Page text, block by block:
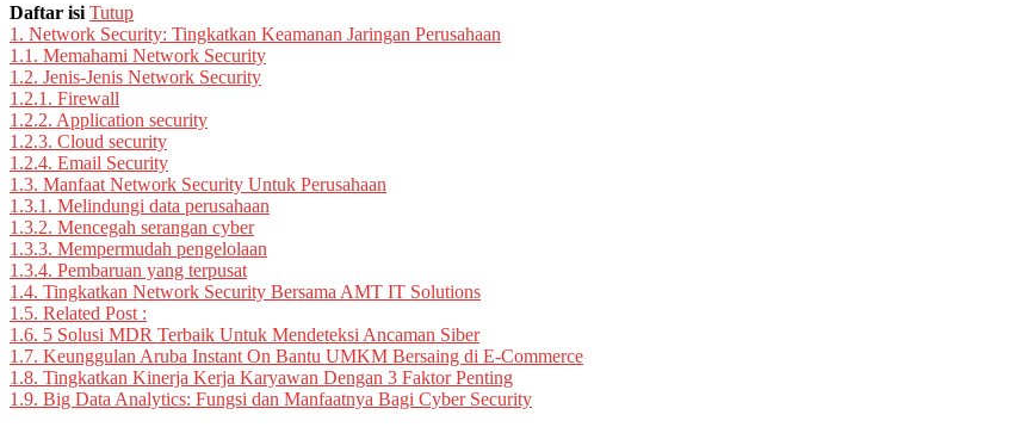
Daftar isi Tutup
1. Network Security: Tingkatkan Keamanan Jaringan Perusahaan
1.1. Memahami Network Security
1.2. Jenis-Jenis Network Security
1.2.1. Firewall
1.2.2. Application security
1.2.3. Cloud security
1.2.4. Email Security
1.3. Manfaat Network Security Untuk Perusahaan
1.3.1. Melindungi data perusahaan
1.3.2. Mencegah serangan cyber
1.3.3. Mempermudah pengelolaan
1.3.4. Pembaruan yang terpusat
1.4. Tingkatkan Network Security Bersama AMT IT Solutions
1.5. Related Post :
1.6. 5 Solusi MDR Terbaik Untuk Mendeteksi Ancaman Siber
1.7. Keunggulan Aruba Instant On Bantu UMKM Bersaing di E-Commerce
1.8. Tingkatkan Kinerja Kerja Karyawan Dengan 3 Faktor Penting
1.9. Big Data Analytics: Fungsi dan Manfaatnya Bagi Cyber Security